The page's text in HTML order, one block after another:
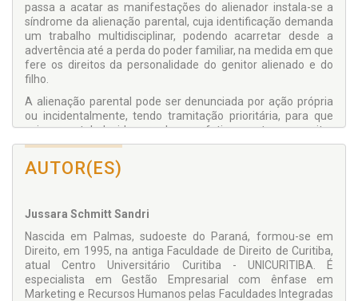
passa a acatar as manifestações do alienador instala-se a
síndrome da alienação parental, cuja identificação demanda
um trabalho multidisciplinar, podendo acarretar desde a
advertência até a perda do poder familiar, na medida em que
fere os direitos da personalidade do genitor alienado e do
filho.
A alienação parental pode ser denunciada por ação própria
ou incidentalmente, tendo tramitação prioritária, para que
sejam restabelecidos os laços afetivos entre o genitor
alienado e o filho, possibilitando sua reaproximação e
promovendo o princípio da dignidade da pessoa humana.
AUTOR(ES)
Jussara Schmitt Sandri
Nascida em Palmas, sudoeste do Paraná, formou-se em
Direito, em 1995, na antiga Faculdade de Direito de Curitiba,
atual Centro Universitário Curitiba - UNICURITIBA. É
especialista em Gestão Empresarial com ênfase em
Marketing e Recursos Humanos pelas Faculdades Integradas